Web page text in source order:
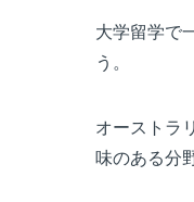
大学留学で
う。
オーストラ
味のある分